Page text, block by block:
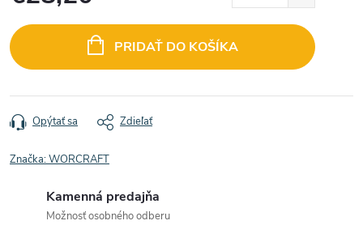
cena:
PRIDAŤ DO KOŠÍKA
Opýtať sa Zdieľať
Značka:WORCRAFT
Kamenná predajňa
Možnosť osobného odberu